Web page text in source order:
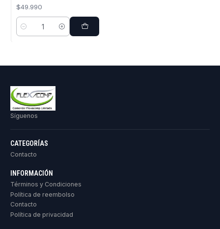
$49.990
Cantidad
Síguenos
CATEGORÍAS
Contacto
INFORMACIÓN
Términos y Condiciones
Política de reembolso
Contacto
Política de privacidad